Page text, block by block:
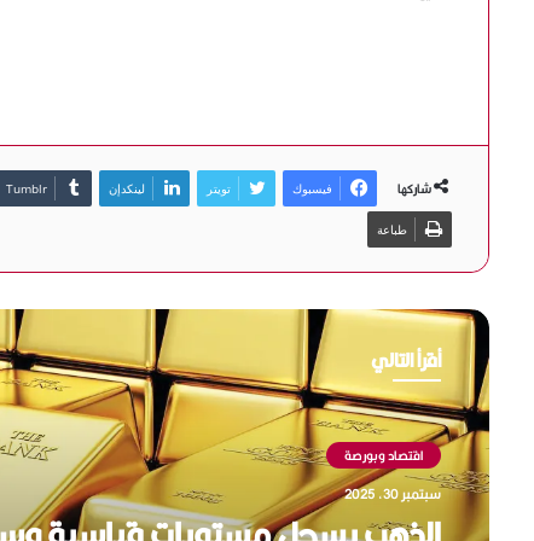
شاركها فيسبوك تويتر لينكدإن
طباعة
أقرأ التالي
اقتصاد وبورصة
سبتمبر 29, 2025